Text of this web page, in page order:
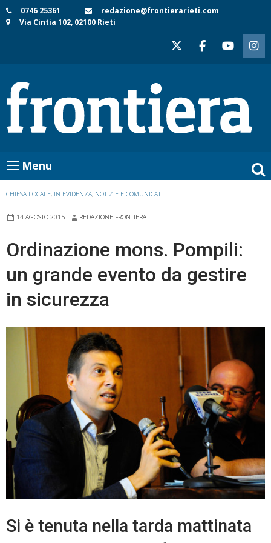
Skip
to
0746 25361
redazione@frontierarieti.com
Via Cintia 102, 02100 Rieti
Menu
CHIESA LOCALE, IN EVIDENZA, NOTIZIE E COMUNICATI
14 AGOSTO 2015 REDAZIONE FRONTIERA
Ordinazione mons. Pompili:
un grande evento da gestire
in sicurezza
Si è tenuta nella tarda mattinata